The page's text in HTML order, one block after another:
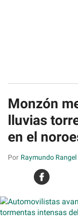
Monzón
lluvias
en el
Raymundo